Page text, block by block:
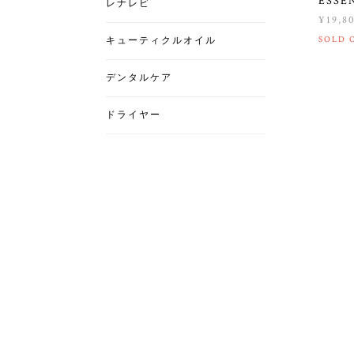
SOLD
レナレビ
キューティクルオイル
デンタルケア
ドライヤー